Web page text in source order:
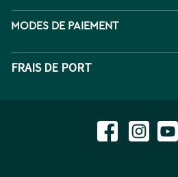
MODES DE PAIEMENT
FRAIS DE PORT